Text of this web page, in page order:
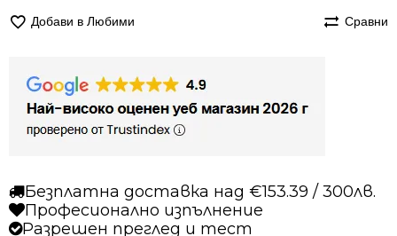
200/290
сьомга
Добави в Любими Сравни
Безплатна доставка над €153.39 / 300лв.
Професионално изпълнение
Разрешен преглед и тест